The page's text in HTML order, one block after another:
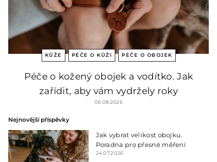
KŮŽE PÉČE O KŮŽI PÉČE O OBOJEK
Péče o kožený obojek a vodítko. Jak
zařídit, aby vám vydržely roky
06.08.2026
Nejnovější příspěvky
Jak vybrat velikost obojku.
Poradna pro přesné měření
24.07.2026